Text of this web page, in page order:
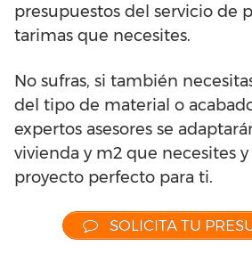
presupuestos del servicio de
tarimas que necesites.
No sufras, si también
del tipo de material o
expertos asesores se
vivienda y m2 que necesites
proyecto perfecto para ti.
SOLICITA TU